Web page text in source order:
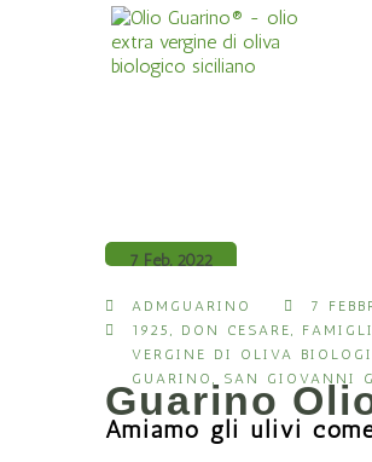
7 Feb, 2022
ADMGUARINO
7
1925 , DON CESARE,
VERGINE DI OLIVA
GUARINO , SAN GIOVANNI
Guarino
Amiamo gli ulivi